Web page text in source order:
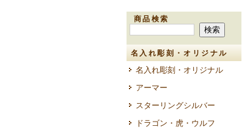
商品検索
名入れ彫刻・オリジナル
名入れ彫刻・オリジナル
アーマー
スターリングシルバー
ドラゴン・虎・ウルフ